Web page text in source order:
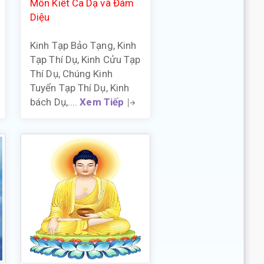
Môn Kiết Ca Dạ và Đàm
Diệu
Kinh Tạp Bảo Tạng, Kinh
Tạp Thí Dụ, Kinh Cửu Tạp
Thí Dụ, Chúng Kinh
Tuyển Tạp Thí Dụ, Kinh
bách Dụ,....Xem Tiếp